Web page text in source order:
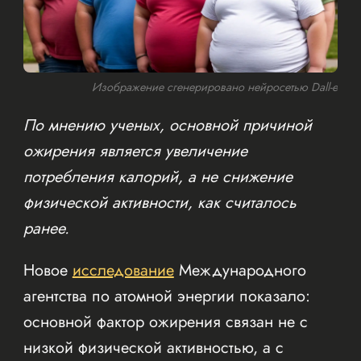
Изображение сгенерировано нейросетью Dall-e
По мнению ученых, основной причиной
ожирения является увеличение
потребления калорий, а не снижение
физической активности, как считалось
ранее.
НовоеисследованиеМеждународного
агентства по атомной энергии показало:
основной фактор ожирения связан не с
низкой физической активностью, а с